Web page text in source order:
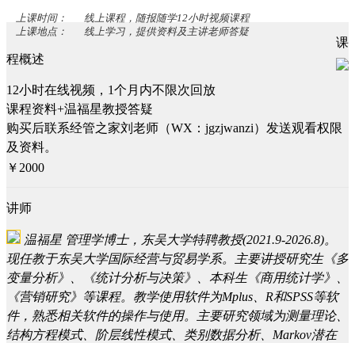
上课时间：
线上课程，随报随学12小时视频课程
上课地点：
线上学习，提供资料及主讲老师答疑
课
程概述
12小时在线视频，1个月内不限次回放
课程资料+温福星教授答疑
购买后联系经管之家刘老师（WX：jgzjwanzi）发送观看权限
及资料。
￥2000
讲师
温福星 管理学博士，东吴大学特聘教授(2021.9-2026.8)。
现任教于东吴大学国际经营与贸易学系。主要讲授研究生《多
变量分析》、《统计分析与决策》、本科生《商用统计学》、
《营销研究》等课程。教学使用软件为Mplus、R和SPSS等软
件，熟悉相关软件的操作与使用。主要研究领域为测量理论、
结构方程模式、阶层线性模式、类别数据分析、Markov潜在